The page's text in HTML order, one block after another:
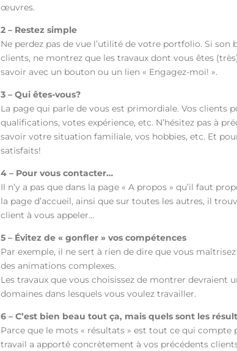
œuvres.
2 – Restez simple
Ne perdez pas de vue l’utilité de votre portfolio. Si
clients, ne montrez que les travaux dont vous êtes
savoir avec un bouton ou un lien « Engagez-moi! ».
3 – Qui êtes-vous?
La page qui parle de vous est primordiale. Vos clients
qualifications, votes expérience, etc. N’hésitez pas à
savoir votre situation familiale, vos hobbies, etc. Et
satisfaits!
4 – Pour vous contacter…
Il n’y a pas que dans la page « A propos » qu’il faut
la page d’accueil, ainsi que sur toutes les autres, il
client à vous appeler…
5 – Évitez de « gonfler » vos compétences
Par exemple, il ne sert à rien de dire que vous
des animations complexes.
Les travaux que vous choisissez de montrer devraient
domaines dans lesquels vous voulez travailler.
6 – C’est bien beau tout ça, mais quels sont les
Parce que le mots « résultats » est tout ce qui
travail a apporté concrètement à vos précédents